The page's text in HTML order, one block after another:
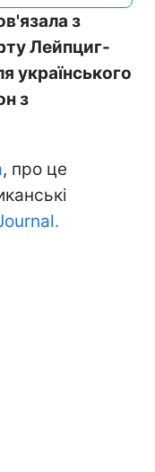
з
Лейпциг-
українського
з
, про це